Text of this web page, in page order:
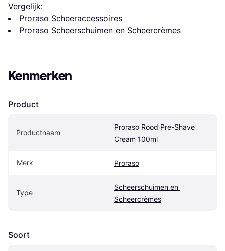
Vergelijk:
Proraso Scheeraccessoires
Proraso Scheerschuimen en Scheercrèmes
Kenmerken
Product
Productnaam
Proraso Rood Pre-Shave
Cream 100ml
Merk Proraso
Type
Scheerschuimen en
Scheercrèmes
Soort